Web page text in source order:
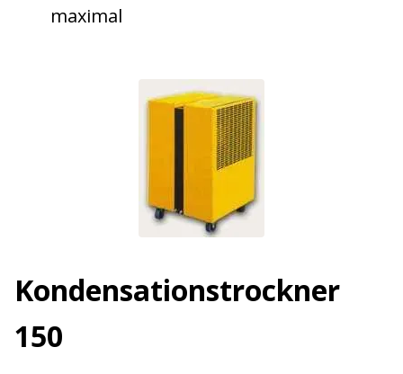
maximal
Kondensations­trockner
150